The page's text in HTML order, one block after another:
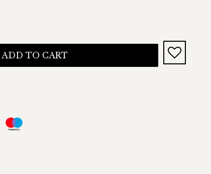
ADD TO CART